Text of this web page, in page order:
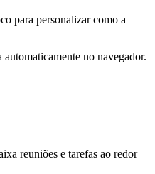
para personalizar como a
no navegador.
reuniões e tarefas ao redor